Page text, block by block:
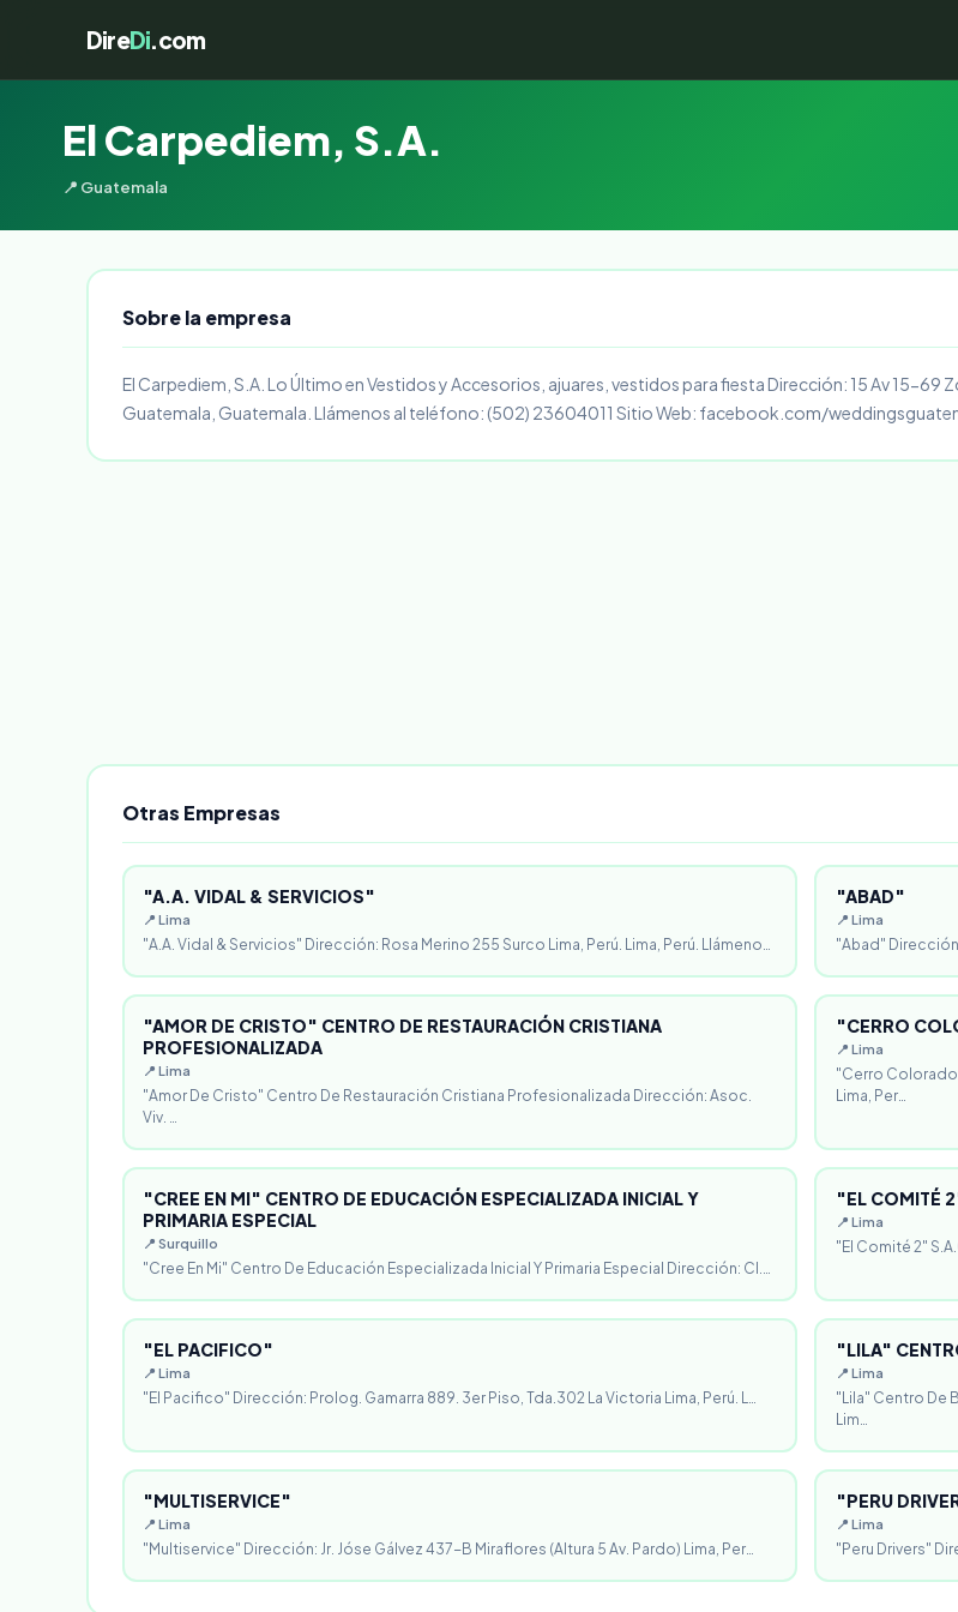
DireDi.com
El Carpediem, S.A.
📍 Guatemala
Sobre la empresa
El Carpediem, S.A. Lo Último en Vestidos y Accesorios, ajuares, vestidos para fiesta Dirección: 15 Av 15-69
Guatemala, Guatemala. Llámenos al teléfono: (502) 23604011 Sitio Web: facebook.com/
Otras Empresas
"A.A. VIDAL & SERVICIOS"
📍 Lima
"A.A. Vidal & Servicios" Dirección: Rosa Merino 255 Surco Lima, Perú. Lima, Perú. Llámeno…
"ABAD"
📍 Lima
"Abad"
"AMOR DE CRISTO" CENTRO DE RESTAURACIÓN CRISTIANA
PROFESIONALIZADA
📍 Lima
"Amor De Cristo" Centro De Restauración Cristiana Profesionalizada Dirección: Asoc.
Viv. …
"CERRO
📍 Lima
"Cerro
Lima, Per…
"CREE EN MI" CENTRO DE EDUCACIÓN ESPECIALIZADA INICIAL Y
PRIMARIA ESPECIAL
📍 Surquillo
"Cree En Mi" Centro De Educación Especializada Inicial Y Primaria Especial Dirección: Cl.…
"EL COMITÉ
📍 Lima
"El Comité 2"
"EL PACIFICO"
📍 Lima
"El Pacifico" Dirección: Prolog. Gamarra 889. 3er Piso, Tda.302 La Victoria Lima, Perú. L…
"LILA"
📍 Lima
"Lila" Centro De
Lim…
"MULTISERVICE"
📍 Lima
"Multiservice" Dirección: Jr. Jóse Gálvez 437-B Miraflores (Altura 5 Av. Pardo) Lima, Per…
"PERU
📍 Lima
"Peru Drivers"